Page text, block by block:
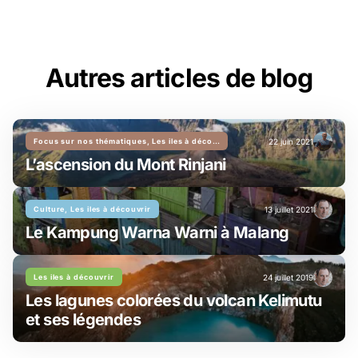
Autres articles de blog
Focus sur nos thématiques, Les iles à découvrir
L’ascension du Mont Rinjani
22 juin 2021
Culture, Les iles à découvrir
Le Kampung Warna Warni à Malang
13 juillet 2021
Les iles à découvrir
Les lagunes colorées du volcan Kelimutu
et ses légendes
24 juillet 2019